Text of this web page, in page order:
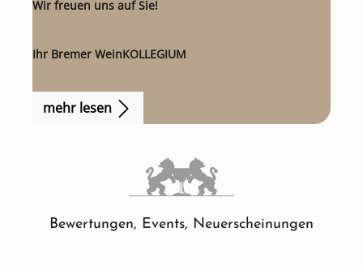
Wir freuen uns auf Sie!
Ihr Bremer WeinKOLLEGIUM
mehr lesen
Bewertungen, Events, Neuerscheinungen